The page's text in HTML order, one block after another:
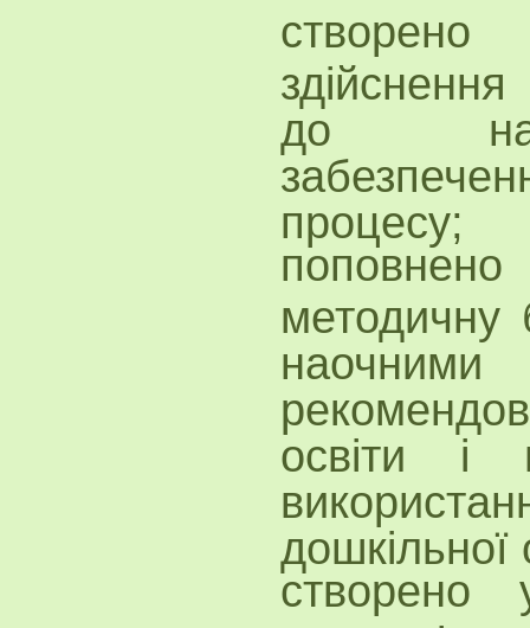
створено
до
процесу;
методичну
освіти і
дошкільної
створено